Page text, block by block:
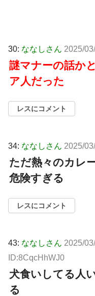
30: ななしさん 2025/
謎マナーの話か
ア人だった
レスにコメント
34: ななしさん 2025/
ただ熱々のカレ
危険すぎる
レスにコメント
43: ななしさん 2025/
ID:8CqcHhWJ0
犬食いしてる人
る